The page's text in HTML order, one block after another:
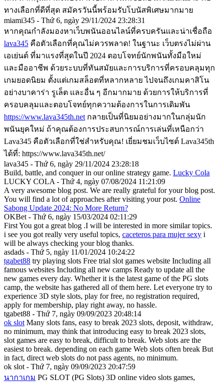
ทางเลือกที่ดีที่สุด สมัครวันนี้พร้อมรับโบนัสพิเศษมากมาย
miami345 - Thứ 6, ngày 29/11/2024 23:28:31
หากคุณกำลังมองหาเว็บพนันออนไลน์ที่ครบครันและน่าเชื่อถือ
lava345 คือตัวเลือกที่คุณไม่ควรพลาด! ในฐานะ เว็บตรงไม่ผ่าน
เอเย่นต์ ที่มาแรงที่สุดในปี 2024 ตอบโจทย์นักพนันทั้งมือใหม่
และมืออาชีพ ด้วยระบบที่ทันสมัยและการบริการที่ครอบคลุมทุก
เกมยอดนิยม ตั้งแต่เกมสล็อตที่หลากหลาย ไปจนถึงเกมคาสิโน
อย่างบาคาร่า รูเล็ต และอื่น ๆ อีกมากมาย ด้วยการให้บริการที่
ครอบคลุมและตอบโจทย์ทุกความต้องการในการเดิมพัน
https://www.lava345th.net กลายเป็นที่นิยมอย่างมากในกลุ่มนัก
พนันยุคใหม่ ถ้าคุณต้องการประสบการณ์การเล่นที่เหนือกว่า
Lava345 คือตัวเลือกที่ใช่สำหรับคุณ! เยี่ยมชมเว็บไซต์ Lava345th
ได้ที่: https://www.lava345th.net/
lava345 - Thứ 6, ngày 29/11/2024 23:28:18
Build, battle, and conquer in our online strategy game. Lucky Cola
LUCKY COLA - Thứ 4, ngày 07/08/2024 11:21:09
A very awesome blog post. We are really grateful for your blog post.
You will find a lot of approaches after visiting your post. Online
Sabong Update 2024: No More Return?
OKBet - Thứ 6, ngày 15/03/2024 02:11:29
First You got a great blog .I will be interested in more similar topics.
i see you got really very useful topics, caceteros para mujer sexy i
will be always checking your blog thanks.
asdads - Thứ 5, ngày 11/01/2024 10:24:22
tgabet88 try playing slots Free trial slot games website Including all
famous websites Including all new camps Ready to update all the
new games every day. Whether it is the latest game of the PG slots
camp, the website has gathered all of them here. Let everyone try to
experience 3D style slots, play for free, no registration required,
apply for membership, play right away, no hassle.
tgabet88 - Thứ 7, ngày 09/09/2023 20:48:14
ok slot Many slots fans, easy to break 2023 slots, deposit, withdraw,
no minimum, may think that introducing easy to break 2023 slots,
slot games are easy to break, difficult to break. Web slots are the
easiest to break. depending on each game Web slots often break But
in fact, direct web slots do not pass agents, no minimum.
ok slot - Thứ 7, ngày 09/09/2023 20:47:59
นากาเกม PG SLOT (PG Slots) 3D online video slots games,